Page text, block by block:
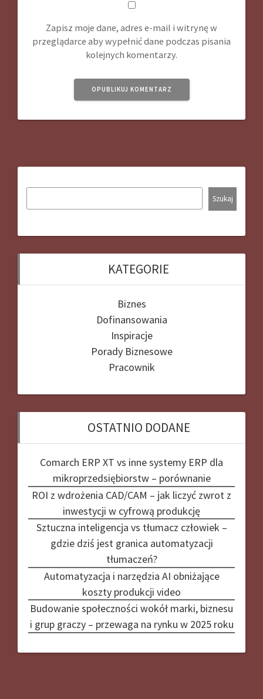
Zapisz moje dane, adres e-mail i witrynę w
przeglądarce aby wypełnić dane podczas pisania
kolejnych komentarzy.
Szukaj
KATEGORIE
Biznes
Dofinansowania
Inspiracje
Porady Biznesowe
Pracownik
OSTATNIO DODANE
Comarch ERP XT vs inne systemy ERP dla
mikroprzedsiębiorstw – porównanie
ROI z wdrożenia CAD/CAM – jak liczyć zwrot z
inwestycji w cyfrową produkcję
Sztuczna inteligencja vs tłumacz człowiek –
gdzie dziś jest granica automatyzacji
tłumaczeń?
Automatyzacja i narzędzia AI obniżające
koszty produkcji video
Budowanie społeczności wokół marki, biznesu
i grup graczy – przewaga na rynku w 2025 roku